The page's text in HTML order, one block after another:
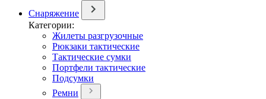
Снаряжение
Категории:
Жилеты разгрузочные
Рюкзаки тактические
Тактические сумки
Портфели тактические
Подсумки
Ремни